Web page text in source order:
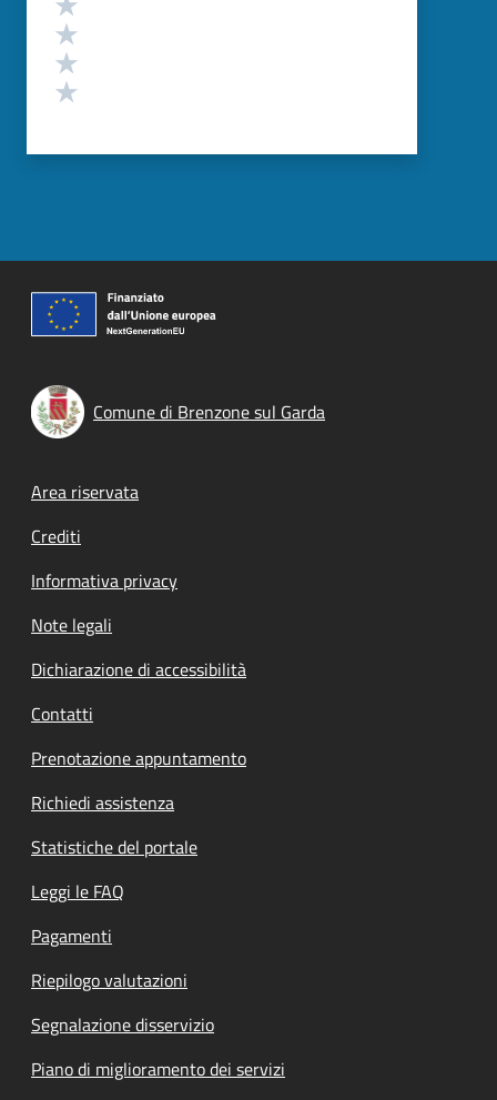
Comune di Brenzone sul Garda
Footer menu
Area riservata
Crediti
Informativa privacy
Note legali
Dichiarazione di accessibilità
Contatti
Prenotazione appuntamento
Richiedi assistenza
Statistiche del portale
Leggi le FAQ
Pagamenti
Riepilogo valutazioni
Segnalazione disservizio
Piano di miglioramento dei servizi